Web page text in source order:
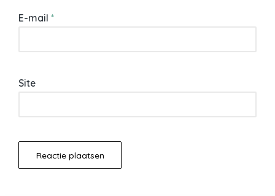
E-mail *
Site